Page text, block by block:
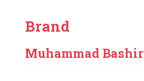
Brand
Muhammad Bashir